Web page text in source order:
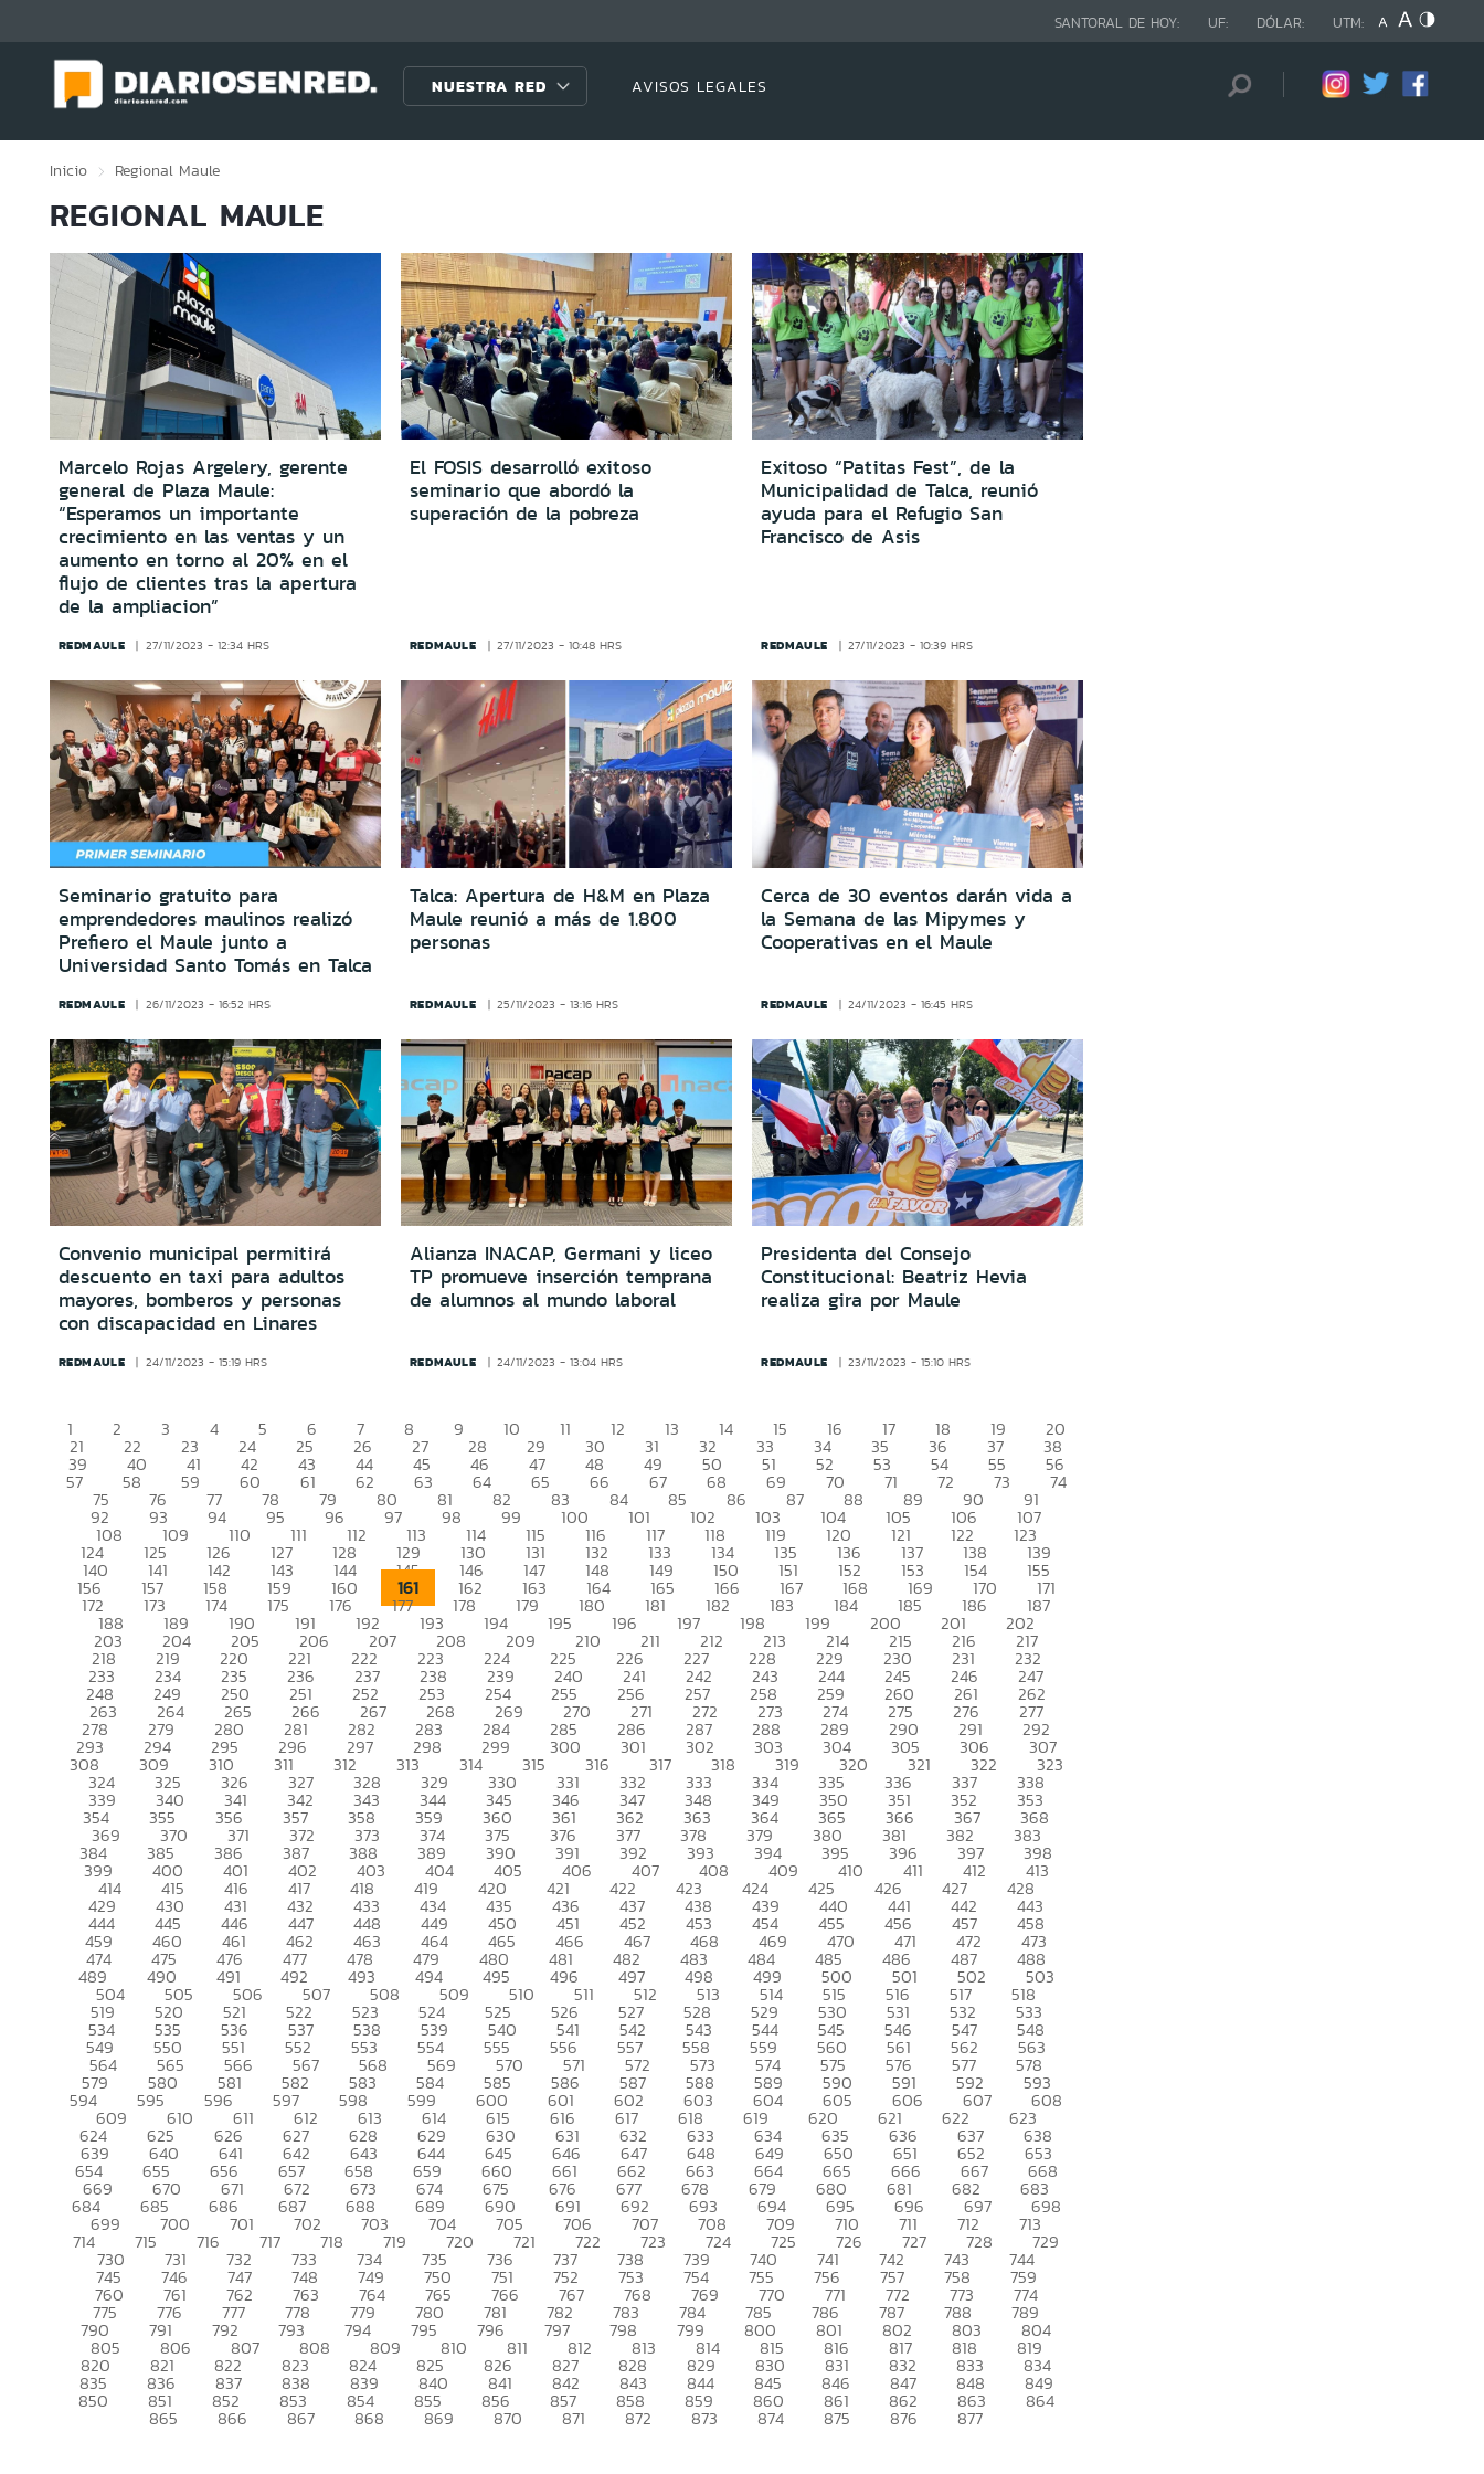
SANTORAL DE HOY: UF: DÓLAR: UTM:
NUESTRA RED AVISOS LEGALES
Inicio Regional Maule
REGIONAL MAULE
Marcelo Rojas Argelery, gerente
general de Plaza Maule:
“Esperamos un importante
crecimiento en las ventas y un
aumento en torno al 20% en el
flujo de clientes tras la apertura
de la ampliacion”
REDMAULE 27/11/2023 - 12:34 HRS
El FOSIS desarrolló exitoso
seminario que abordó la
superación de la pobreza
REDMAULE 27/11/2023 - 10:48 HRS
Exitoso “Patitas Fest”, de la
Municipalidad de Talca, reunió
ayuda para el Refugio San
Francisco de Asis
REDMAULE 27/11/2023 - 10:39 HRS
Seminario gratuito para
emprendedores maulinos realizó
Prefiero el Maule junto a
Universidad Santo Tomás en Talca
REDMAULE 26/11/2023 - 16:52 HRS
Talca: Apertura de H&M en Plaza
Maule reunió a más de 1.800
personas
REDMAULE 25/11/2023 - 13:16 HRS
Cerca de 30 eventos darán vida a
la Semana de las Mipymes y
Cooperativas en el Maule
REDMAULE 24/11/2023 - 16:45 HRS
Convenio municipal permitirá
descuento en taxi para adultos
mayores, bomberos y personas
con discapacidad en Linares
REDMAULE 24/11/2023 - 15:19 HRS
Alianza INACAP, Germani y liceo
TP promueve inserción temprana
de alumnos al mundo laboral
REDMAULE 24/11/2023 - 13:04 HRS
Presidenta del Consejo
Constitucional: Beatriz Hevia
realiza gira por Maule
REDMAULE 23/11/2023 - 15:10 HRS
1 2 3 4 5 6 7 8 9 10 11 12 13 14 15 16 17 18 19 20
21 22 23 24 25 26 27 28 29 30 31 32 33 34 35 36 37 38
39 40 41 42 43 44 45 46 47 48 49 50 51 52 53 54 55 56
57 58 59 60 61 62 63 64 65 66 67 68 69 70 71 72 73 74
75 76 77 78 79 80 81 82 83 84 85 86 87 88 89 90 91
92 93 94 95 96 97 98 99 100 101 102 103 104 105 106 107
108 109 110 111 112 113 114 115 116 117 118 119 120 121 122 123
124 125 126 127 128 129 130 131 132 133 134 135 136 137 138 139
140 141 142 143 144 145 146 147 148 149 150 151 152 153 154 155
156 157 158 159 160 161 162 163 164 165 166 167 168 169 170 171
172 173 174 175 176 177 178 179 180 181 182 183 184 185 186 187
188 189 190 191 192 193 194 195 196 197 198 199 200 201 202
203 204 205 206 207 208 209 210 211 212 213 214 215 216 217
218 219 220 221 222 223 224 225 226 227 228 229 230 231 232
233 234 235 236 237 238 239 240 241 242 243 244 245 246 247
248 249 250 251 252 253 254 255 256 257 258 259 260 261 262
263 264 265 266 267 268 269 270 271 272 273 274 275 276 277
278 279 280 281 282 283 284 285 286 287 288 289 290 291 292
293 294 295 296 297 298 299 300 301 302 303 304 305 306 307
308 309 310 311 312 313 314 315 316 317 318 319 320 321 322 323
324 325 326 327 328 329 330 331 332 333 334 335 336 337 338
339 340 341 342 343 344 345 346 347 348 349 350 351 352 353
354 355 356 357 358 359 360 361 362 363 364 365 366 367 368
369 370 371 372 373 374 375 376 377 378 379 380 381 382 383
384 385 386 387 388 389 390 391 392 393 394 395 396 397 398
399 400 401 402 403 404 405 406 407 408 409 410 411 412 413
414 415 416 417 418 419 420 421 422 423 424 425 426 427 428
429 430 431 432 433 434 435 436 437 438 439 440 441 442 443
444 445 446 447 448 449 450 451 452 453 454 455 456 457 458
459 460 461 462 463 464 465 466 467 468 469 470 471 472 473
474 475 476 477 478 479 480 481 482 483 484 485 486 487 488
489 490 491 492 493 494 495 496 497 498 499 500 501 502 503
504 505 506 507 508 509 510 511 512 513 514 515 516 517 518
519 520 521 522 523 524 525 526 527 528 529 530 531 532 533
534 535 536 537 538 539 540 541 542 543 544 545 546 547 548
549 550 551 552 553 554 555 556 557 558 559 560 561 562 563
564 565 566 567 568 569 570 571 572 573 574 575 576 577 578
579 580 581 582 583 584 585 586 587 588 589 590 591 592 593
594 595 596 597 598 599 600 601 602 603 604 605 606 607 608
609 610 611 612 613 614 615 616 617 618 619 620 621 622 623
624 625 626 627 628 629 630 631 632 633 634 635 636 637 638
639 640 641 642 643 644 645 646 647 648 649 650 651 652 653
654 655 656 657 658 659 660 661 662 663 664 665 666 667 668
669 670 671 672 673 674 675 676 677 678 679 680 681 682 683
684 685 686 687 688 689 690 691 692 693 694 695 696 697 698
699 700 701 702 703 704 705 706 707 708 709 710 711 712 713
714 715 716 717 718 719 720 721 722 723 724 725 726 727 728 729
730 731 732 733 734 735 736 737 738 739 740 741 742 743 744
745 746 747 748 749 750 751 752 753 754 755 756 757 758 759
760 761 762 763 764 765 766 767 768 769 770 771 772 773 774
775 776 777 778 779 780 781 782 783 784 785 786 787 788 789
790 791 792 793 794 795 796 797 798 799 800 801 802 803 804
805 806 807 808 809 810 811 812 813 814 815 816 817 818 819
820 821 822 823 824 825 826 827 828 829 830 831 832 833 834
835 836 837 838 839 840 841 842 843 844 845 846 847 848 849
850 851 852 853 854 855 856 857 858 859 860 861 862 863 864
865 866 867 868 869 870 871 872 873 874 875 876 877